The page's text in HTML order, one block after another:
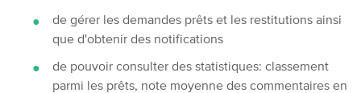
de gérer les demandes prêts et les restitutions ainsi
que d'obtenir des notifications
de pouvoir consulter des statistiques: classement
parmi les prêts, note moyenne des commentaires en